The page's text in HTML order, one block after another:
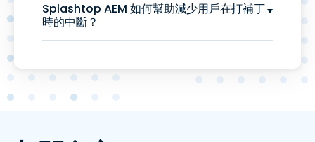
Splashtop AEM 如何幫助減少用戶在打補丁
時的中斷？